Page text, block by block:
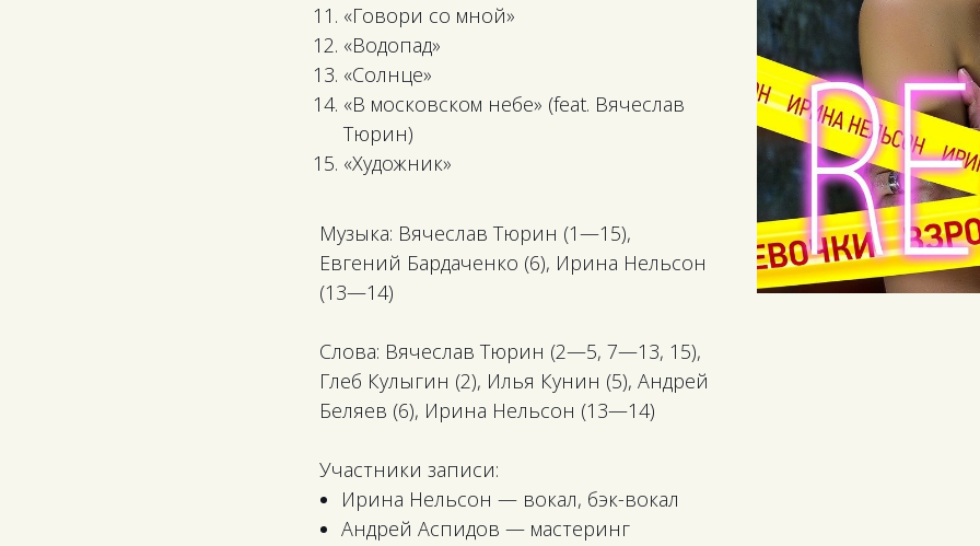
«Говори со мной»
«Водопад»
«Солнце»
«В московском небе» (feat. Вячеслав
Тюрин)
«Художник»
Музыка: Вячеслав Тюрин (1—15),
Евгений Бардаченко (6), Ирина Нельсон
(13—14)
Слова: Вячеслав Тюрин (2—5, 7—13, 15),
Глеб Кулыгин (2), Илья Кунин (5), Андрей
Беляев (6), Ирина Нельсон (13—14)
Участники записи:
Ирина Нельсон — вокал, бэк-вокал
Андрей Аспидов — мастеринг